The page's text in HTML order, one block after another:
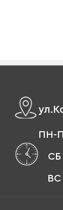
ПН-
СБ
ВС